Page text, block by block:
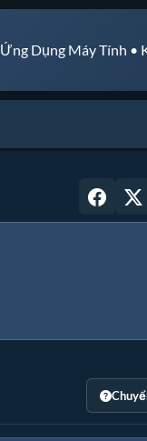
Ứng Dụng Máy Tính •